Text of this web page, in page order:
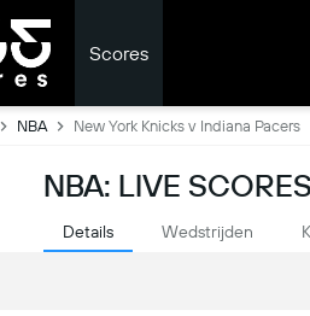
Scores
NBA New York Knicks v Indiana Pacers
NBA: LIVE SCORES
Details Wedstrijden